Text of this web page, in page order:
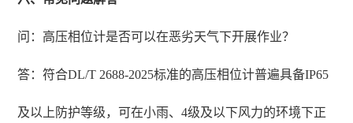
问：高压相位计是否可以在恶劣天气下开展作业？
答：符合DL/T 2688-2025标准的高压相位计普遍具备IP65
及以上防护等级，可在小雨、4级及以下风力的环境下正